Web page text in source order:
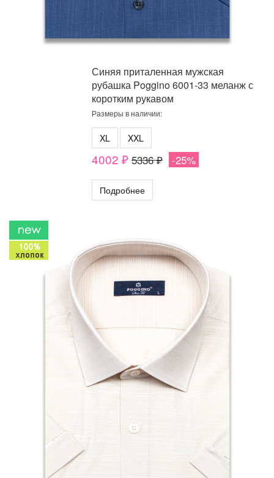
Синяя приталенная мужская
рубашка Poggino 6001-33 меланж с
коротким рукавом
Размеры в наличии:
XL XXL
4002 ₽ 5336 ₽ -25%
Подробнее